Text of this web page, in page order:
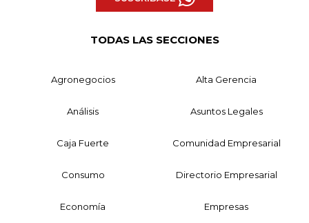
TODAS LAS SECCIONES
Agronegocios Alta Gerencia
Análisis Asuntos Legales
Caja Fuerte Comunidad Empresarial
Consumo Directorio Empresarial
Economía Empresas